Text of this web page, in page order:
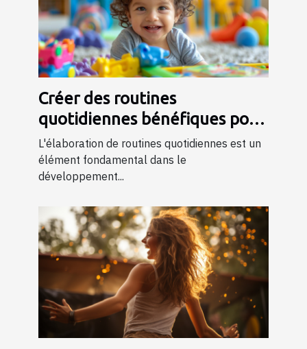
Créer des routines
quotidiennes bénéfiques pour
le développement de l'enfant
L'élaboration de routines quotidiennes est un
élément fondamental dans le
développement...